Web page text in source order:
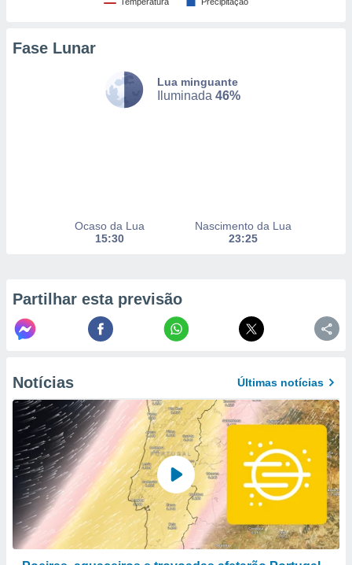
nós e
se
tal,
em “
na
Fase Lunar
Lua minguante
Iluminada 46%
Ocaso da Lua
15:30
Nascimento da Lua
23:25
Partilhar esta previsão
Notícias Últimas notícias